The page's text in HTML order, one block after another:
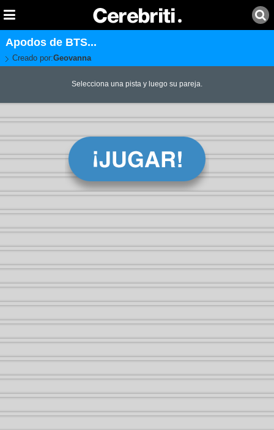
Apodos de BTS...
Creado por:Geovanna
Selecciona una pista y luego su pareja.